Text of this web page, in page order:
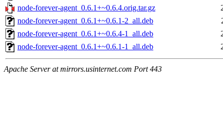
node-forever-agent_0.6.1+~0.6.4.orig.tar.gz
node-forever-agent_0.6.1+~0.6.1-2_all.deb
node-forever-agent_0.6.1+~0.6.4-1_all.deb
node-forever-agent_0.6.1+~0.6.1-1_all.deb
Apache Server at mirrors.usinternet.com Port 443